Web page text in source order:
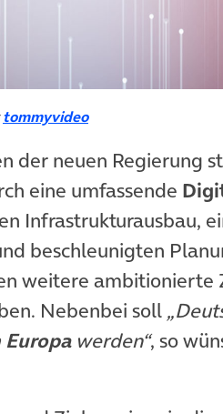
tommyvideo
der neuen Regierung
eine umfassende
Infrastrukturausbau,
beschleunigten
weitere ambitionierte
Nebenbei soll
werden“, so